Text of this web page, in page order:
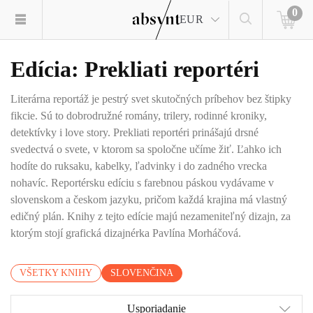
EUR
0
Edícia: Prekliati reportéri
Literárna reportáž je pestrý svet skutočných príbehov bez štipky
fikcie. Sú to dobrodružné romány, trilery, rodinné kroniky,
detektívky i love story. Prekliati reportéri prinášajú drsné
svedectvá o svete, v ktorom sa spoločne učíme žiť. Ľahko ich
hodíte do ruksaku, kabelky, ľadvinky i do zadného vrecka
nohavíc. Reportérsku edíciu s farebnou páskou vydávame v
slovenskom a českom jazyku, pričom každá krajina má vlastný
edičný plán. Knihy z tejto edície majú nezameniteľný dizajn, za
ktorým stojí grafická dizajnérka Pavlína Morháčová.
VŠETKY KNIHY SLOVENČINA
Usporiadanie